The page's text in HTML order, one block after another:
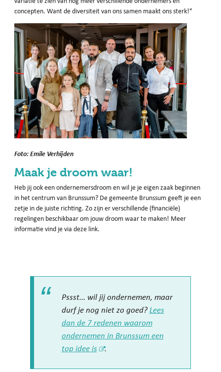
concepten. Want de diversiteit van ons samen maakt ons sterk!”
Foto: Emile Verhijden
Maak je droom waar!
Heb jij ook een ondernemersdroom en wil je je eigen zaak beginnen
in het centrum van Brunssum? De gemeente Brunssum geeft je een
zetje in de juiste richting. Zo zijn er verschillende (financiële)
regelingen beschikbaar om jouw droom waar te maken! Meer
informatie vind je via deze link.
Pssst... wil jij ondernemen, maar
durf je nog niet zo goed?Lees
dan de 7 redenen waarom
ondernemen in Brunssum een
top idee is
.